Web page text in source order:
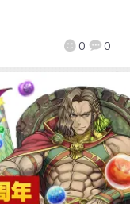
0 0